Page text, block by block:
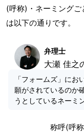
(呼称)・ネーミング
は以下の通りです。
弁理士
大瀬 佳之
「フォームズ」に
願がされているのか
うとしているネーミ
称呼(呼